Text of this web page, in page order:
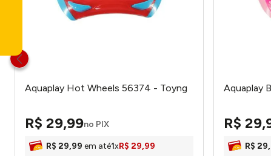
Aquaplay Hot Wheels 56374 - Toyng
R$ 29,99no PIX
R$ 29,99 em até1xR$ 29,99
Aquaplay
R$ 29,
R$ 29,